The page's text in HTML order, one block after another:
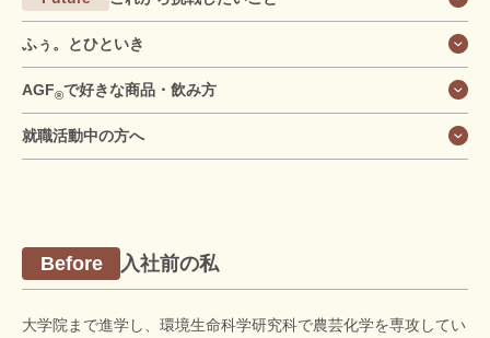
ふぅ。とひといき
AGF®で好きな商品・飲み方
就職活動中の方へ
Before 入社前の私
大学院まで進学し、環境生命科学研究科で農芸化学を専攻してい